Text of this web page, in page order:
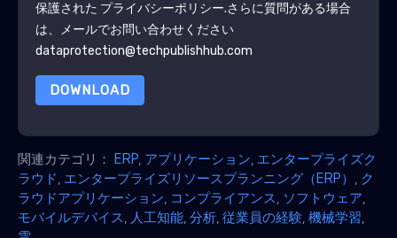
保護された プライバシーポリシー.さらに質問がある場合
は、メールでお問い合わせください
dataprotection@techpublishhub.com
DOWNLOAD
関連カテゴリ： ERP アプリケーション エンタープライズク
ラウド エンタープライズリソースプランニング（ERP）
ク
ラウドアプリケーション コンプライアンス ソフトウェア
モバイルデバイス
人工知能 分析 従業員の経験 機械学習